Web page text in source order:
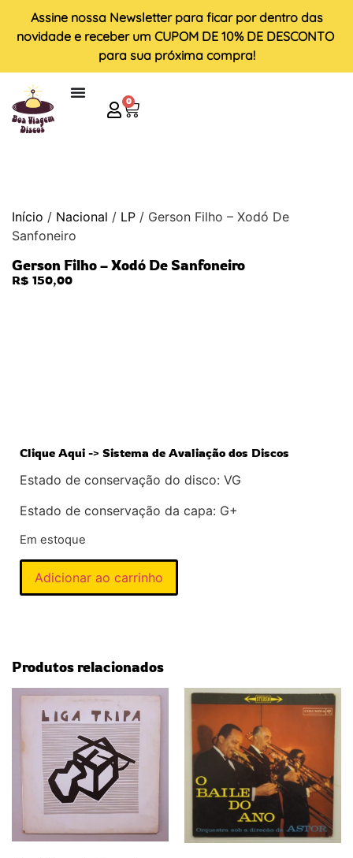
Assine nossa Newsletter para ficar por dentro das
novidade e receber um CUPOM DE 10% DE DESCONTO
para sua próxima compra!
0
Início / Nacional / LP / Gerson Filho – Xodó De
Sanfoneiro
Gerson Filho – Xodó De Sanfoneiro
R$ 150,00
Clique Aqui -> Sistema de Avaliação dos Discos
Estado de conservação do disco: VG
Estado de conservação da capa: G+
Em estoque
Adicionar ao carrinho
Produtos relacionados